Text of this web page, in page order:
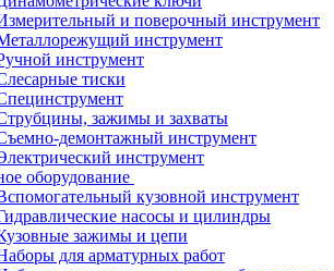
и поверочный инструмент
инструмент
инструмент
тиски
зажимы и захваты
демонтажный инструмент
инструмент
оборудование
кузовной инструмент
насосы и цилиндры
зажимы и цепи
для арматурных работ